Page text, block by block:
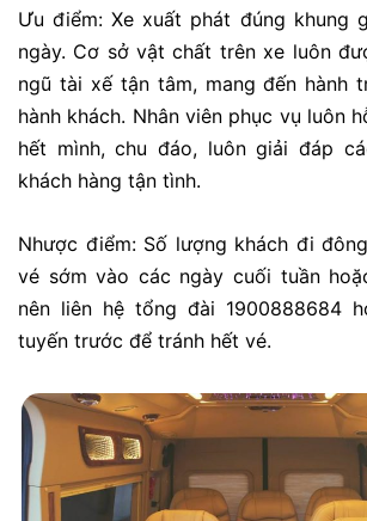
Ưu điểm: Xe xuất phát đúng khung
ngày. Cơ sở vật chất trên xe luôn
ngũ tài xế tận tâm, mang đến hành
hành khách. Nhân viên phục vụ luôn
hết mình, chu đáo, luôn giải đáp
khách hàng tận tình.
Nhược điểm: Số lượng khách đi
vé sớm vào các ngày cuối tuần
nên liên hệ tổng đài 1900888684
tuyến trước để tránh hết vé.